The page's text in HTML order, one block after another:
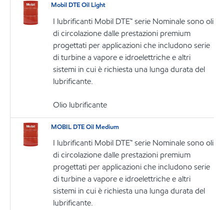
Mobil DTE Oil Light
I lubrificanti Mobil DTE™ serie Nominale sono oli
di circolazione dalle prestazioni premium
progettati per applicazioni che includono serie
di turbine a vapore e idroelettriche e altri
sistemi in cui è richiesta una lunga durata del
lubrificante.
Olio lubrificante
MOBIL DTE Oil Medium
I lubrificanti Mobil DTE™ serie Nominale sono oli
di circolazione dalle prestazioni premium
progettati per applicazioni che includono serie
di turbine a vapore e idroelettriche e altri
sistemi in cui è richiesta una lunga durata del
lubrificante.